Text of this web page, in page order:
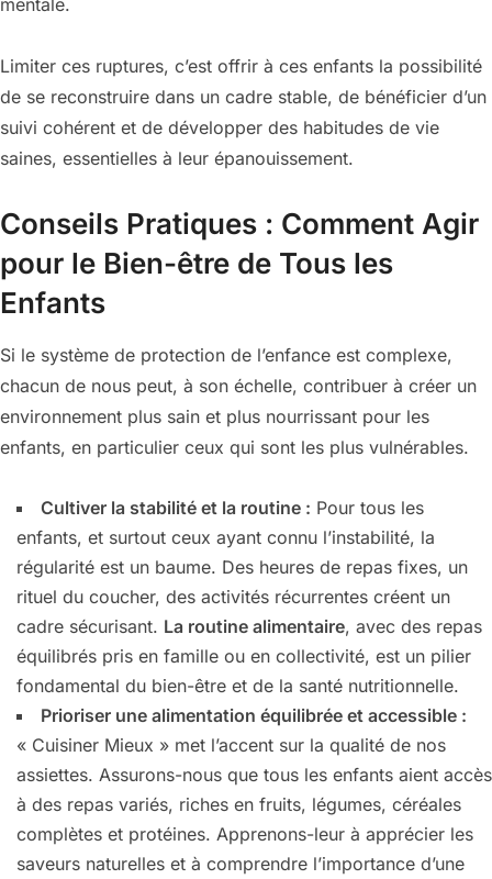
Limiter ces ruptures, c’est offrir à ces enfants la possibilité
de se reconstruire dans un cadre stable, de bénéficier d’un
suivi cohérent et de développer des habitudes de vie
saines, essentielles à leur épanouissement.
Conseils Pratiques : Comment Agir
pour le Bien-être de Tous les
Enfants
Si le système de protection de l’enfance est complexe,
chacun de nous peut, à son échelle, contribuer à créer un
environnement plus sain et plus nourrissant pour les
enfants, en particulier ceux qui sont les plus vulnérables.
Cultiver la stabilité et la routine : Pour tous les
enfants, et surtout ceux ayant connu l’instabilité, la
régularité est un baume. Des heures de repas fixes, un
rituel du coucher, des activités récurrentes créent un
cadre sécurisant. La routine alimentaire, avec des repas
équilibrés pris en famille ou en collectivité, est un pilier
fondamental du bien-être et de la santé nutritionnelle.
Prioriser une alimentation équilibrée et accessible :
« Cuisiner Mieux » met l’accent sur la qualité de nos
assiettes. Assurons-nous que tous les enfants aient accès
à des repas variés, riches en fruits, légumes, céréales
complètes et protéines. Apprenons-leur à apprécier les
saveurs naturelles et à comprendre l’importance d’une